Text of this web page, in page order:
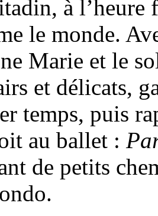
à l’heure
le monde.
Marie et le
et délicats,
temps, puis
au ballet :
de petits